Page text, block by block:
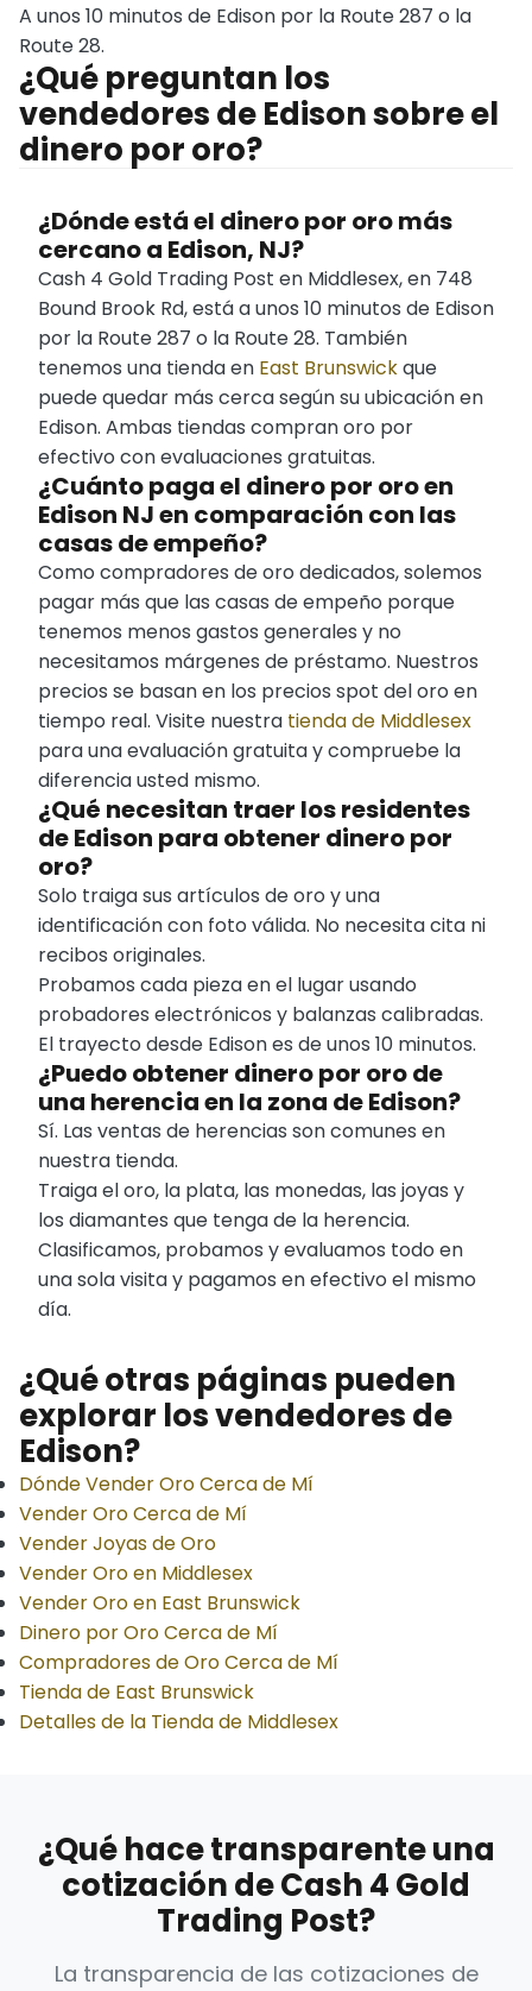
A unos 10 minutos de Edison por la Route 287 o la
Route 28.
¿Qué preguntan los
vendedores de Edison sobre el
dinero por oro?
¿Dónde está el dinero por oro más
cercano a Edison, NJ?
Cash 4 Gold Trading Post en Middlesex, en 748
Bound Brook Rd, está a unos 10 minutos de Edison
por la Route 287 o la Route 28. También
tenemos una tienda en East Brunswickque
puede quedar más cerca según su ubicación en
Edison. Ambas tiendas compran oro por
efectivo con evaluaciones gratuitas.
¿Cuánto paga el dinero por oro en
Edison NJ en comparación con las
casas de empeño?
Como compradores de oro dedicados, solemos
pagar más que las casas de empeño porque
tenemos menos gastos generales y no
necesitamos márgenes de préstamo. Nuestros
precios se basan en los precios spot del oro en
tiempo real. Visite nuestra tienda de Middlesex
para una evaluación gratuita y compruebe la
diferencia usted mismo.
¿Qué necesitan traer los residentes
de Edison para obtener dinero por
oro?
Solo traiga sus artículos de oro y una
identificación con foto válida. No necesita cita ni
recibos originales.
Probamos cada pieza en el lugar usando
probadores electrónicos y balanzas calibradas.
El trayecto desde Edison es de unos 10 minutos.
¿Puedo obtener dinero por oro de
una herencia en la zona de Edison?
Sí. Las ventas de herencias son comunes en
nuestra tienda.
Traiga el oro, la plata, las monedas, las joyas y
los diamantes que tenga de la herencia.
Clasificamos, probamos y evaluamos todo en
una sola visita y pagamos en efectivo el mismo
día.
¿Qué otras páginas pueden
explorar los vendedores de
Edison?
Dónde Vender Oro Cerca de Mí
Vender Oro Cerca de Mí
Vender Joyas de Oro
Vender Oro en Middlesex
Vender Oro en East Brunswick
Dinero por Oro Cerca de Mí
Compradores de Oro Cerca de Mí
Tienda de East Brunswick
Detalles de la Tienda de Middlesex
¿Qué hace transparente una
cotización de Cash 4 Gold
Trading Post?
La transparencia de las cotizaciones de